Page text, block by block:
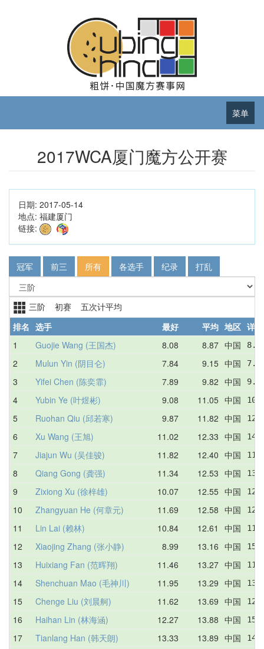
菜单
2017WCA厦门魔方公开赛
日期: 2017-05-14
地点: 福建厦门
链接:
冠军 前三 所有 各选手 纪录 打乱
三阶 初赛 五次计平均
排名 选手 最好 平均 地区 详情
1
Guojie Wang (王国杰) 8.08 8.87 中国
2 Mulun Yin (阴目仑) 7.84 9.15 中国
3 Yifei Chen (陈奕霏) 7.89 9.82 中国
4 Yubin Ye (叶煜彬) 9.08 11.05 中国
5 Ruohan Qiu (邱若寒) 9.87 11.82 中国
6 Xu Wang (王旭) 11.02 12.33 中国
7 Jiajun Wu (吴佳骏) 11.82 12.40 中国
8 Qiang Gong (龚强) 11.34 12.53 中国
9 Zixiong Xu (徐梓雄) 10.07 12.55 中国
10 Zhangyuan He (何章元) 11.69 12.58 中国
11 Lin Lai (赖林) 10.84 12.61 中国
12 Xiaojing Zhang (张小静) 8.99 13.16 中国
13 Huixiang Fan (范晖翔) 11.46 13.27 中国
14 Shenchuan Mao (毛神川) 11.95 13.29 中国
15 Chenge Liu (刘晨舸) 11.62 13.69 中国
16 Haihan Lin (林海涵) 12.27 13.88 中国
17 Tianlang Han (韩天朗) 13.33 13.89 中国